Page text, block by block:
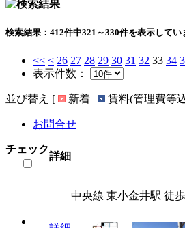
検索結果：412件中321～330件を表示してい
<< < 26 27 28 29 30 31 32 33 34
表示件数：
並び替え [ 新着 | 賃料(管理費等
お問合せ
チェック
詳細
中央線 東小金井駅 徒